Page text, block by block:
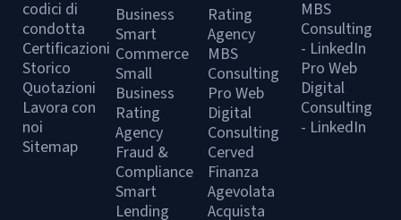
codici di
condotta
Certificazioni
Storico
Quotazioni
Lavora con
noi
Sitemap
Business
Smart
Commerce
Small
Business
Rating
Agency
Fraud &
Compliance
Smart
Lending
Rating
Agency
MBS
Consulting
Pro Web
Digital
Consulting
Cerved
Finanza
Agevolata
Acquista
MBS
Consulting
- LinkedIn
Pro Web
Digital
Consulting
- LinkedIn